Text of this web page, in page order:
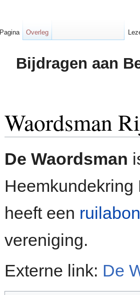
Bijdragen aan
Waordsman
De Waordsman
heeft een
vereniging.
Externe link: De
Pagina Overleg